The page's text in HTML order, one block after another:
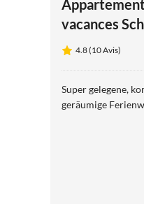
vacances
dans la
4.8 (10 Avis)
Super gelegene,
geräumige